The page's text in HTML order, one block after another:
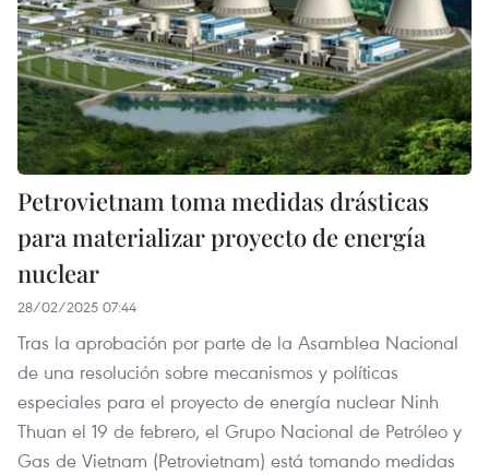
Petrovietnam toma medidas drásticas
para materializar proyecto de energía
nuclear
28/02/2025 07:44
Tras la aprobación por parte de la Asamblea Nacional
de una resolución sobre mecanismos y políticas
especiales para el proyecto de energía nuclear Ninh
Thuan el 19 de febrero, el Grupo Nacional de Petróleo y
Gas de Vietnam (Petrovietnam) está tomando medidas